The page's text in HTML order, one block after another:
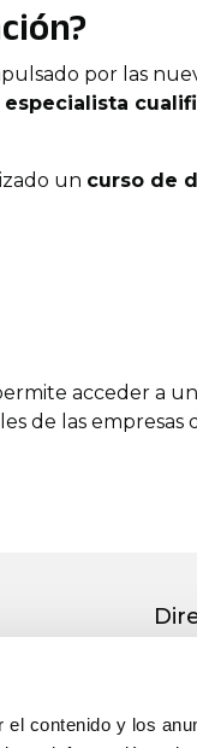
contenido y los
por las
especialista
un curso de
acceder a
de las empresas
que cumpla los
procesos